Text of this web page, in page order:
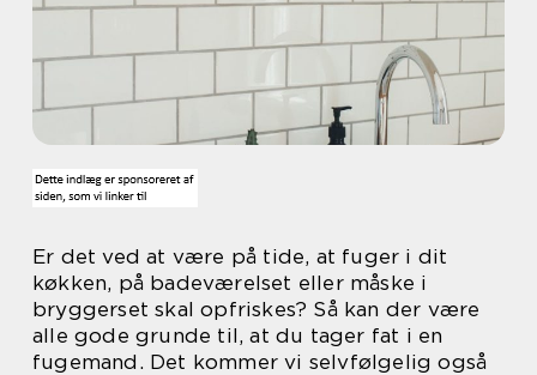
Er det ved at være på tide, at fuger i dit
køkken, på badeværelset eller måske i
bryggerset skal opfriskes? Så kan der være
alle gode grunde til, at du tager fat i en
fugemand. Det kommer vi selvfølgelig også